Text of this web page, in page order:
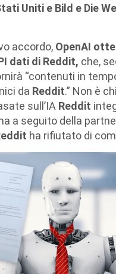
Uniti e Bild e Die
accordo, OpenAI
dati di Reddit, che,
“contenuti in
da Reddit.” Non è
sull’IA Reddit
a seguito della
ha rifiutato di